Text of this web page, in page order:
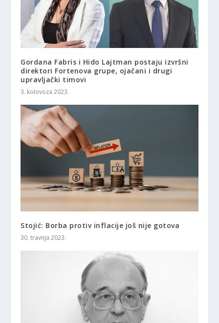
Gordana Fabris i Hido Lajtman postaju izvršni
direktori Fortenova grupe, ojačani i drugi
upravljački timovi
3. kolovoza 2023.
Stojić: Borba protiv inflacije još nije gotova
30. travnja 2023.